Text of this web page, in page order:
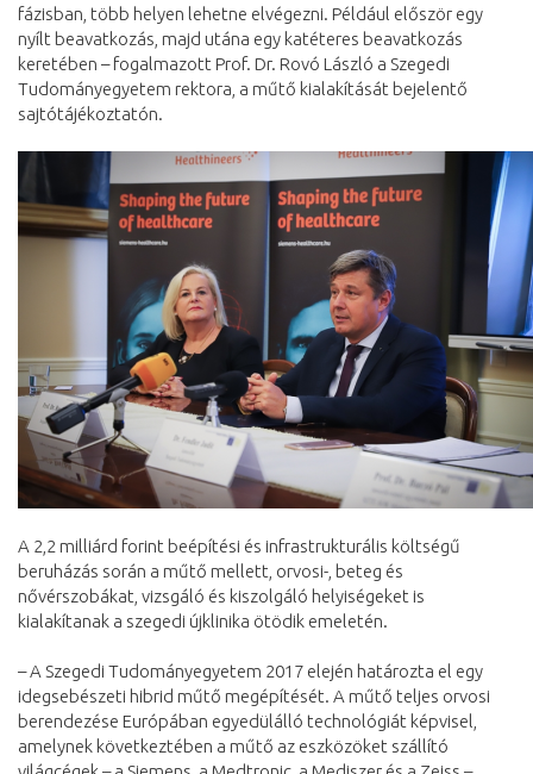
fázisban, több helyen lehetne elvégezni. Például először egy
nyílt beavatkozás, majd utána egy katéteres beavatkozás
keretében – fogalmazott Prof. Dr. Rovó László a Szegedi
Tudományegyetem rektora, a műtő kialakítását bejelentő
sajtótájékoztatón.
A 2,2 milliárd forint beépítési és infrastrukturális költségű
beruházás során a műtő mellett, orvosi-, beteg és
nővérszobákat, vizsgáló és kiszolgáló helyiségeket is
kialakítanak a szegedi újklinika ötödik emeletén.
– A Szegedi Tudományegyetem 2017 elején határozta el egy
idegsebészeti hibrid műtő megépítését. A műtő teljes orvosi
berendezése Európában egyedülálló technológiát képvisel,
amelynek következtében a műtő az eszközöket szállító